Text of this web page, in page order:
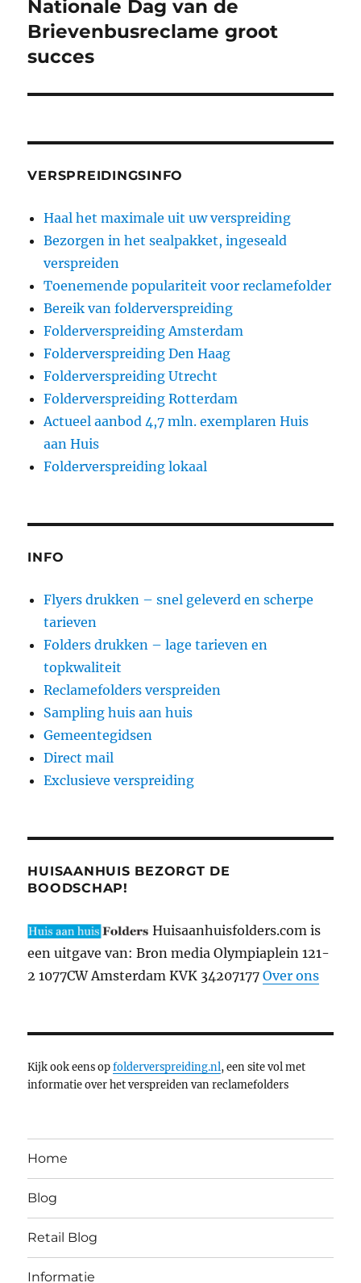
Volgend
bericht:
Nationale Dag van de
Brievenbusreclame groot
succes
VERSPREIDINGSINFO
Haal het maximale uit uw verspreiding
Bezorgen in het sealpakket, ingeseald
verspreiden
Toenemende populariteit voor reclamefolder
Bereik van folderverspreiding
Folderverspreiding Amsterdam
Folderverspreiding Den Haag
Folderverspreiding Utrecht
Folderverspreiding Rotterdam
Actueel aanbod 4,7 mln. exemplaren Huis
aan Huis
Folderverspreiding lokaal
INFO
Flyers drukken – snel geleverd en scherpe
tarieven
Folders drukken – lage tarieven en
topkwaliteit
Reclamefolders verspreiden
Sampling huis aan huis
Gemeentegidsen
Direct mail
Exclusieve verspreiding
HUISAANHUIS BEZORGT DE
BOODSCHAP!
Huisaanhuisfolders.com is
een uitgave van: Bron media Olympiaplein 121-
2 1077CW Amsterdam KVK 34207177Over ons
Kijk ook eens opfolderverspreiding.nl, een site vol met
informatie over het verspreiden van reclamefolders
Home
Blog
Retail Blog
Informatie